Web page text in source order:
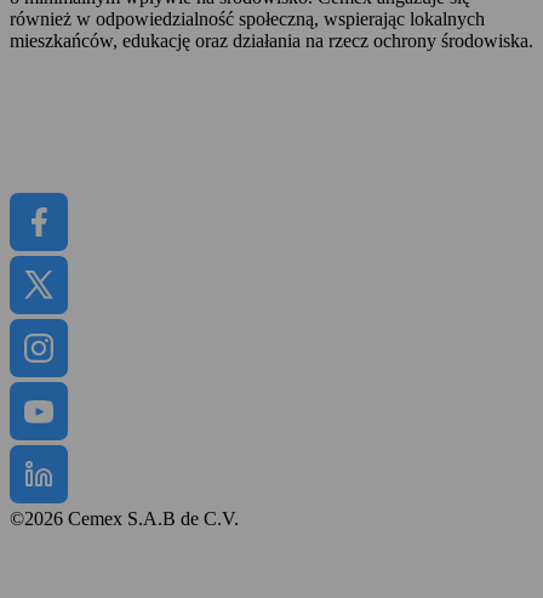
również w odpowiedzialność społeczną, wspierając lokalnych
mieszkańców, edukację oraz działania na rzecz ochrony środowiska.
©2026 Cemex S.A.B de C.V.